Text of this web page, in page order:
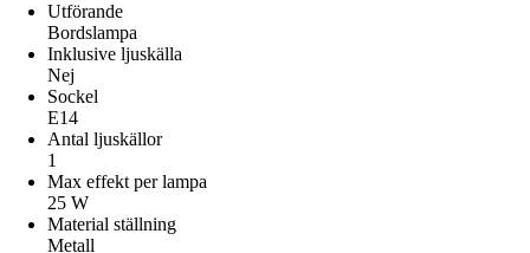
Utförande
Bordslampa
Inklusive ljuskälla
Nej
Sockel
E14
Antal ljuskällor
1
Max effekt per lampa
25 W
Material ställning
Metall